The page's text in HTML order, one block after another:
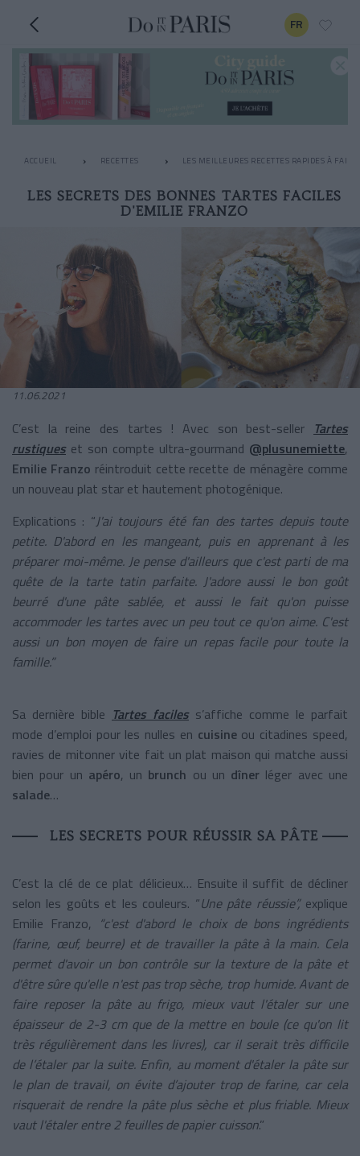
FR
ACCUEIL RECETTES LES MEILLEURES RECETTES RAPIDES À FAIRE
LES SECRETS DES BONNES TARTES FACILES
D'EMILIE FRANZO
11.06.2021
C’est la reine des tartes ! Avec son best-seller Tartes
rustiqueset son compte ultra-gourmand @plusunemiette,
Emilie Franzo réintroduit cette recette de ménagère comme
un nouveau plat star et hautement photogénique.
Explications : “J'ai toujours été fan des tartes depuis toute
petite. D'abord en les mangeant, puis en apprenant à les
préparer moi-même. Je pense d'ailleurs que c'est parti de ma
quête de la tarte tatin parfaite. J'adore aussi le bon goût
beurré d'une pâte sablée, et aussi le fait qu'on puisse
accommoder les tartes avec un peu tout ce qu'on aime. C'est
aussi un bon moyen de faire un repas facile pour toute la
famille.”
Sa dernière bible Tartes faciless’affiche comme le parfait
mode d’emploi pour les nulles en cuisineou citadines speed,
ravies de mitonner vite fait un plat maison qui matche aussi
bien pour un apéro, un brunch ou un dîner léger avec une
salade…
LES SECRETS POUR RÉUSSIR SA PÂTE
C’est la clé de ce plat délicieux… Ensuite il suffit de décliner
selon les goûts et les couleurs. “Une pâte réussie”, explique
Emilie Franzo, “c'est d'abord le choix de bons ingrédients
(farine, œuf, beurre) et de travailler la pâte à la main. Cela
permet d'avoir un bon contrôle sur la texture de la pâte et
d'être sûre qu'elle n'est pas trop sèche, trop humide. Avant de
faire reposer la pâte au frigo, mieux vaut l'étaler sur une
épaisseur de 2-3 cm que de la mettre en boule (ce qu'on lit
très régulièrement dans les livres), car il serait très difficile
de l’étaler par la suite. Enfin, au moment d'étaler la pâte sur
le plan de travail, on évite d’ajouter trop de farine, car cela
risquerait de rendre la pâte plus sèche et plus friable. Mieux
vaut l'étaler entre 2 feuilles de papier cuisson.”